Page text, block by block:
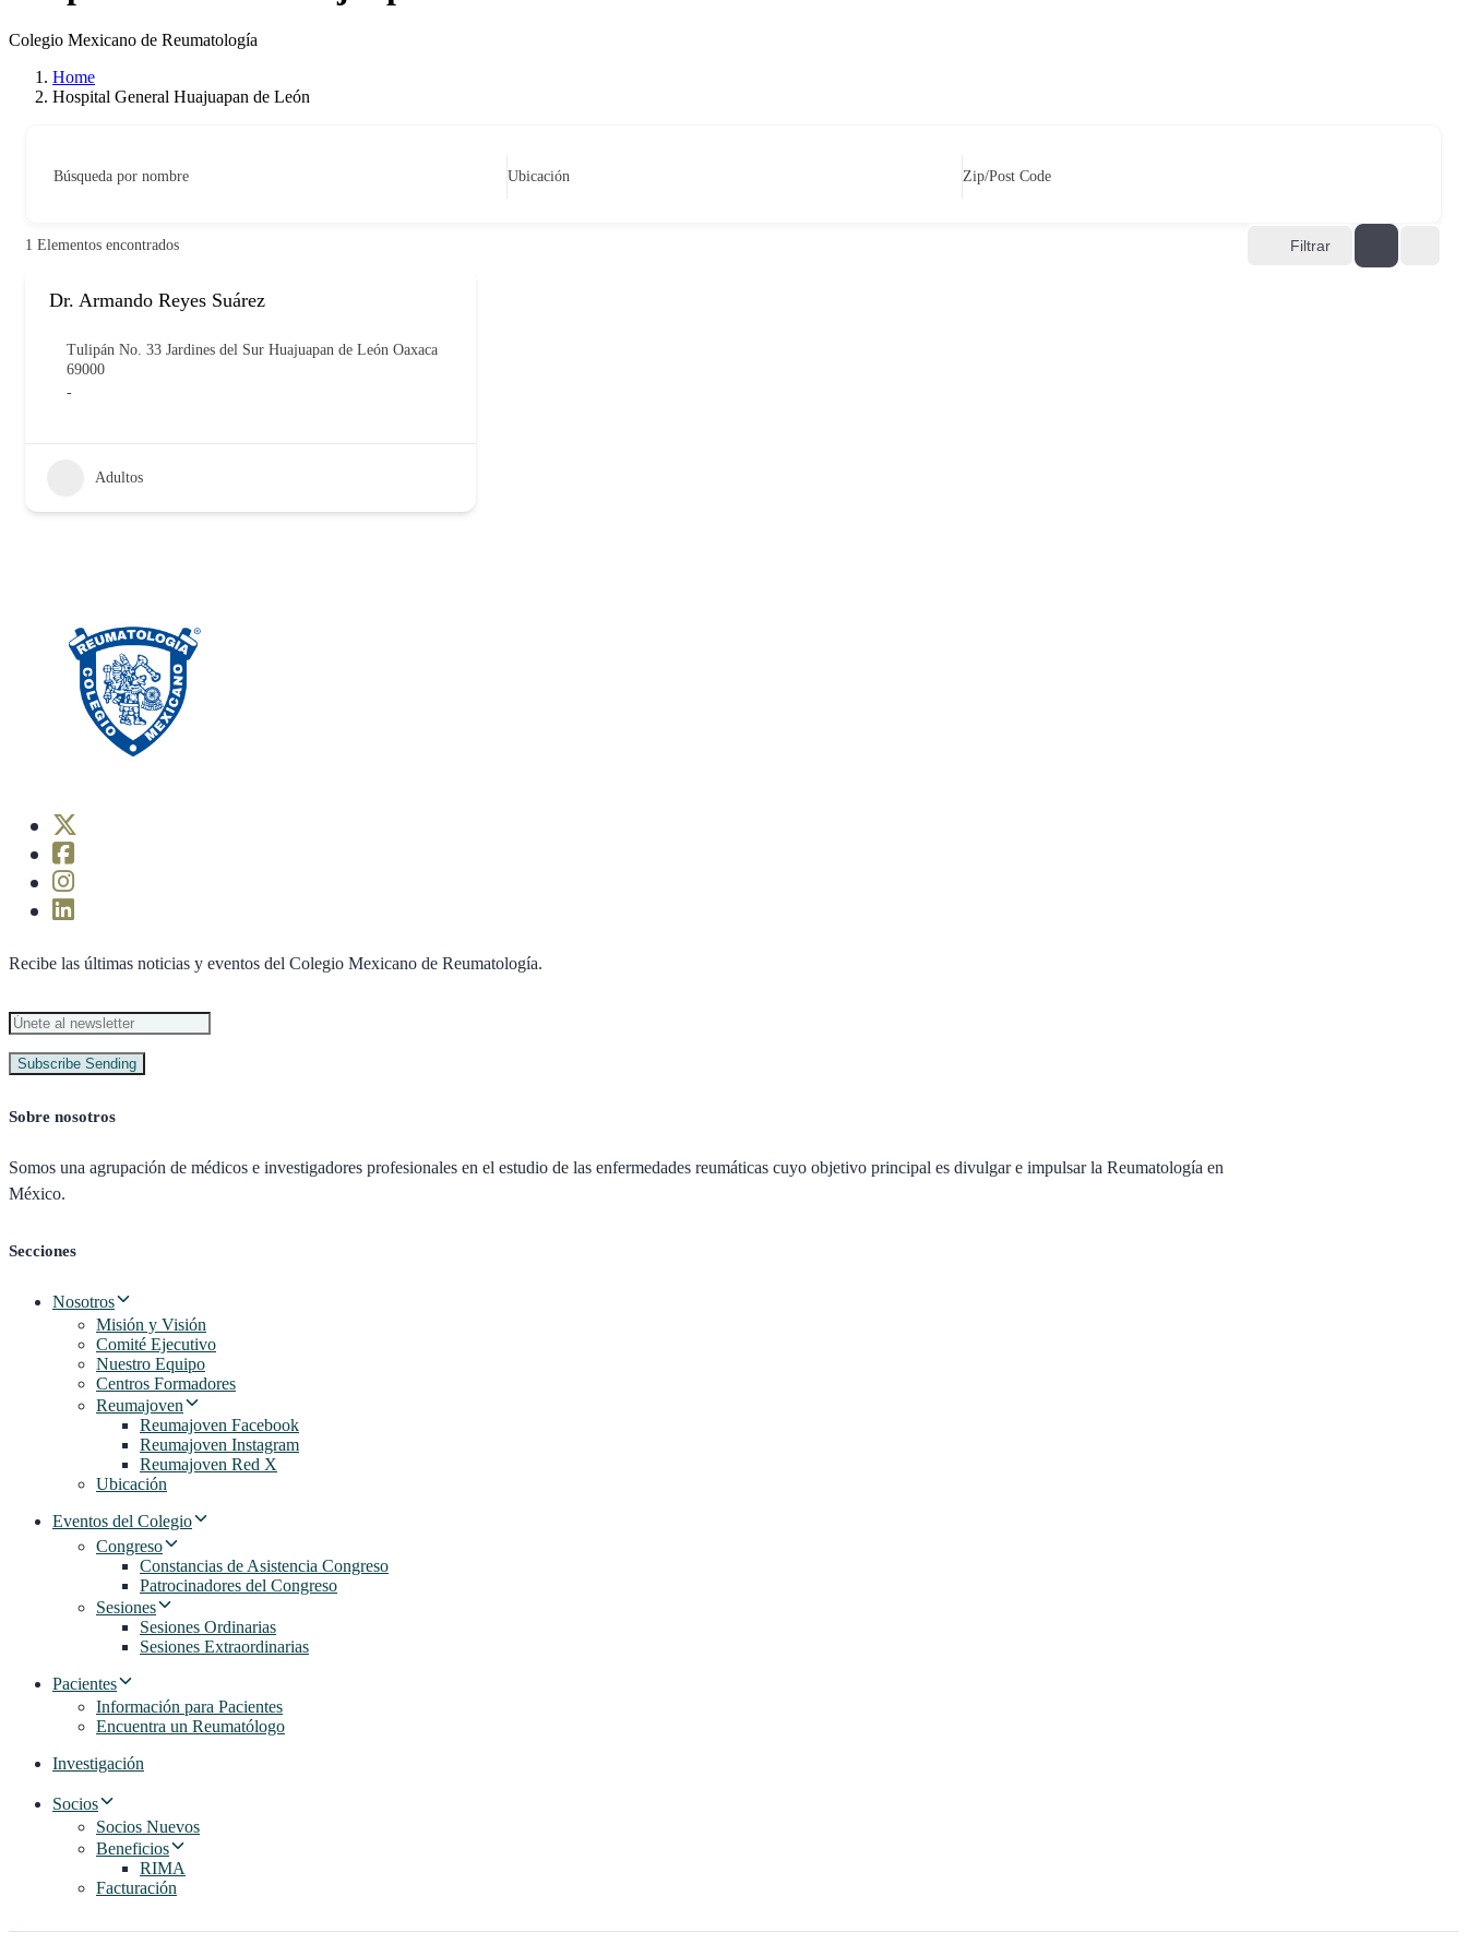
Colegio Mexicano de Reumatología
Home
Hospital General Huajuapan de León
Búsqueda por nombre Ubicación Zip/Post Code
1 Elementos encontrados Filtrar
Dr. Armando Reyes Suárez
Tulipán No. 33 Jardines del Sur Huajuapan de León Oaxaca
69000
-
Adultos
Recibe las últimas noticias y eventos del Colegio Mexicano de Reumatología.
Subscribe Sending
Sobre nosotros
Somos una agrupación de médicos e investigadores profesionales en el estudio de las enfermedades reumáticas cuyo objetivo principal es divulgar e impulsar la Reumatología en
México.
Secciones
Nosotros
Misión y Visión
Comité Ejecutivo
Nuestro Equipo
Centros Formadores
Reumajoven
Reumajoven Facebook
Reumajoven Instagram
Reumajoven Red X
Ubicación
Eventos del Colegio
Congreso
Constancias de Asistencia Congreso
Patrocinadores del Congreso
Sesiones
Sesiones Ordinarias
Sesiones Extraordinarias
Pacientes
Información para Pacientes
Encuentra un Reumatólogo
Investigación
Socios
Socios Nuevos
Beneficios
RIMA
Facturación